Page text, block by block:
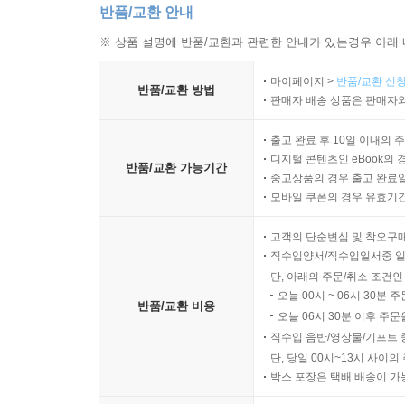
반품/교환 안내
※ 상품 설명에 반품/교환과 관련한 안내가 있는경우 아
반품/교환 방법
마이페이지 > 반품/교환 신
판매자 배송 상품은 판매자
반품/교환 가능기간
출고 완료 후 10일 이내의
디지털 콘텐츠인 eBook의
중고상품의 경우 출고 완료
모바일 쿠폰의 경우 유효기
반품/교환 비용
고객의 단순변심 및 착오구
직수입양서/직수입일서중
단, 아래의 주문/취소 조건
오늘 00시 ~ 06시 30분
오늘 06시 30분 이후 주
직수입 음반/영상물/기프트
단, 당일 00시~13시 사이의
박스 포장은 택배 배송이